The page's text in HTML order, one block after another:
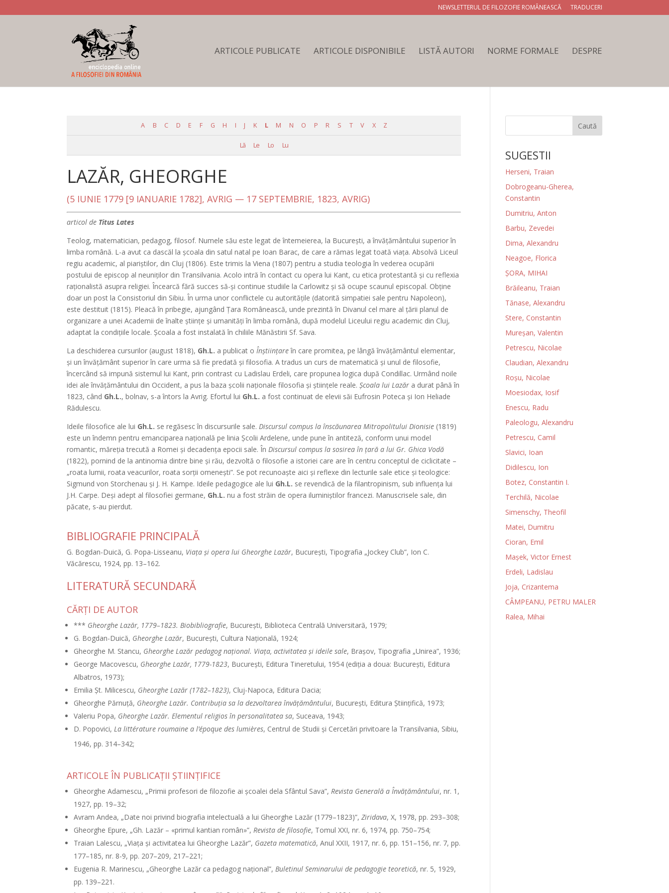
NEWSLETTERUL DE FILOZOFIE ROMÂNEASCĂ TRADUCERI
ARTICOLE PUBLICATE ARTICOLE DISPONIBILE LISTĂ AUTORI NORME FORMALE DESPRE
A B C D E F G H I J K L M N O P R S T V X Z
Lă Le Lo Lu
LAZĂR, GHEORGHE
(5 IUNIE 1779 [9 IANUARIE 1782], AVRIG — 17 SEPTEMBRIE, 1823, AVRIG)
articol de Titus Lates
Teolog, matematician, pedagog, filosof. Numele său este legat de întemeierea, la Bucureşti, a învăţământului superior în
limba română. L-a avut ca dascăl la şcoala din satul natal pe Ioan Barac, de care a rămas legat toată viaţa. Absolvă Liceul
regiu academic, al piariştilor, din Cluj (1806). Este trimis la Viena (1807) pentru a studia teologia în vederea ocupării
postului de episcop al neuniţilor din Transilvania. Acolo intră în contact cu opera lui Kant, cu etica protestantă şi cu reflexia
raţionalistă asupra religiei. Încearcă fără succes să-şi continue studiile la Carlowitz şi să ocupe scaunul episcopal. Obţine
doar un post la Consistoriul din Sibiu. În urma unor conflictele cu autorităţile (datorită simpatiei sale pentru Napoleon),
este destituit (1815). Pleacă în pribegie, ajungând Ţara Românească, unde prezintă în Divanul cel mare al ţării planul de
organizare a unei Academii de înalte ştiinţe şi umanităţi în limba română, după modelul Liceului regiu academic din Cluj,
adaptat la condiţiile locale. Şcoala a fost instalată în chiliile Mănăstirii Sf. Sava.
La deschiderea cursurilor (august 1818), Gh.L. a publicat oÎnştiinţareîn care promitea, pe lângă învăţământul elementar,
şi un învăţământ superior în care urma să fie predată şi filosofia. A tradus un curs de matematică şi unul de filosofie,
încercând să impună sistemul lui Kant, prin contrast cu Ladislau Erdeli, care propunea logica după Condillac. Urmând noile
idei ale învăţământului din Occident, a pus la baza şcolii naţionale filosofia şi ştiinţele reale.Şcoala lui Lazăr a durat până în
1823, când Gh.L., bolnav, s-a întors la Avrig. Efortul lui Gh.L. a fost continuat de elevii săi Eufrosin Poteca şi Ion Heliade
Rădulescu.
Ideile filosofice ale lui Gh.L. se regăsesc în discursurile sale.Discursul compus la înscăunarea Mitropolitului Dionisie (1819)
este un îndemn pentru emanciparea naţională pe linia Şcolii Ardelene, unde pune în antiteză, conform unui model
romantic, măreţia trecută a Romei şi decadenţa epocii sale. ÎnDiscursul compus la sosirea în ţară a lui Gr. Ghica Vodă
(1822), pornind de la antinomia dintre bine şi rău, dezvoltă o filosofie a istoriei care are în centru conceptul de ciclicitate –
„roata lumii, roata veacurilor, roata sorţii omeneşti”. Se pot recunoaşte aici şi reflexe din lecturile sale etice şi teologice:
Sigmund von Storchenau şi J. H. Kampe. Ideile pedagogice ale lui Gh.L. se revendică de la filantropinism, sub influenţa lui
J.H. Carpe. Deşi adept al filosofiei germane, Gh.L. nu a fost străin de opera iluminiştilor francezi. Manuscrisele sale, din
păcate, s-au pierdut.
BIBLIOGRAFIE PRINCIPALĂ
G. Bogdan-Duică, G. Popa-Lisseanu, Viaţa şi opera lui Gheorghe Lazăr, Bucureşti, Tipografia „Jockey Club”, Ion C.
Văcărescu, 1924, pp. 13–162.
LITERATURĂ SECUNDARĂ
CĂRŢI DE AUTOR
*** Gheorghe Lazăr, 1779–1823. Biobibliografie, Bucureşti, Biblioteca Centrală Universitară, 1979;
G. Bogdan-Duică, Gheorghe Lazăr, Bucureşti, Cultura Naţională, 1924;
Gheorghe M. Stancu, Gheorghe Lazăr pedagog naţional. Viaţa, activitatea şi ideile sale, Braşov, Tipografia „Unirea”, 1936;
George Macovescu, Gheorghe Lazăr, 1779-1823, Bucureşti, Editura Tineretului, 1954 (ediţia a doua: Bucureşti, Editura
Albatros, 1973);
Emilia Şt. Milicescu, Gheorghe Lazăr (1782–1823), Cluj-Napoca, Editura Dacia;
Gheorghe Părnuţă, Gheorghe Lazăr. Contribuţia sa la dezvoltarea învăţământului, Bucureşti, Editura Ştiinţifică, 1973;
Valeriu Popa, Gheorghe Lazăr. Elementul religios în personalitatea sa, Suceava, 1943;
D. Popovici,La littérature roumaine a l’époque des lumières, Centrul de Studii şi Cercetări privitoare la Transilvania, Sibiu,
1946, pp. 314–342;
ARTICOLE ÎN PUBLICAŢII ŞTIINŢIFICE
Gheorghe Adamescu, „Primii profesori de filozofie ai şcoalei dela Sfântul Sava”,Revista Generală a Învăţământului, nr. 1,
1927, pp. 19–32;
Avram Andea, „Date noi privind biografia intelectuală a lui Gheorghe Lazăr (1779–1823)”,Ziridava, X, 1978, pp. 293–308;
Gheorghe Epure, „Gh. Lazăr – «primul kantian român»”,Revista de filosofie, Tomul XXI, nr. 6, 1974, pp. 750–754;
Traian Lalescu, „Viaţa şi activitatea lui Gheorghe Lazăr”, Gazeta matematică, Anul XXII, 1917, nr. 6, pp. 151–156, nr. 7, pp.
177–185, nr. 8-9, pp. 207–209, 217–221;
Eugenia R. Marinescu, „Gheorghe Lazăr ca pedagog naţional”,Buletinul Seminarului de pedagogie teoretică, nr. 5, 1929,
pp. 139–221.
Caută
SUGESTII
Herseni, Traian
Dobrogeanu-Gherea,
Constantin
Dumitriu, Anton
Barbu, Zevedei
Dima, Alexandru
Neagoe, Florica
ȘORA, MIHAI
Brăileanu, Traian
Tănase, Alexandru
Stere, Constantin
Mureșan, Valentin
Petrescu, Nicolae
Claudian, Alexandru
Roșu, Nicolae
Moesiodax, Iosif
Enescu, Radu
Paleologu, Alexandru
Petrescu, Camil
Slavici, Ioan
Didilescu, Ion
Botez, Constantin I.
Terchilă, Nicolae
Simenschy, Theofil
Matei, Dumitru
Cioran, Emil
Maşek, Victor Ernest
Erdeli, Ladislau
Joja, Crizantema
CÂMPEANU, PETRU MALER
Ralea, Mihai